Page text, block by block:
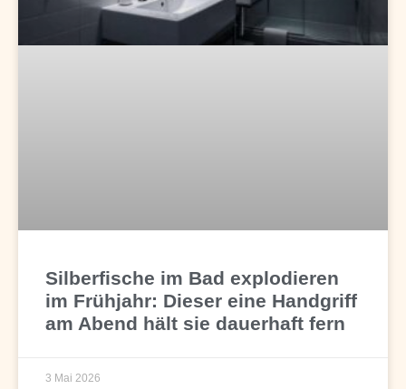
Silberfische im Bad explodieren
im Frühjahr: Dieser eine Handgriff
am Abend hält sie dauerhaft fern
3 Mai 2026